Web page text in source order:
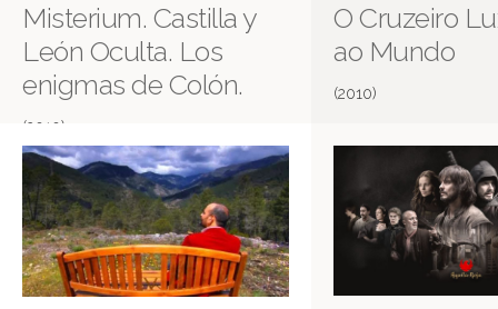
Misterium. Castilla y
León Oculta. Los
enigmas de Colón.
(2010)
Castilla y León oculta
O Cruzeiro
ao Mundo
(2010)